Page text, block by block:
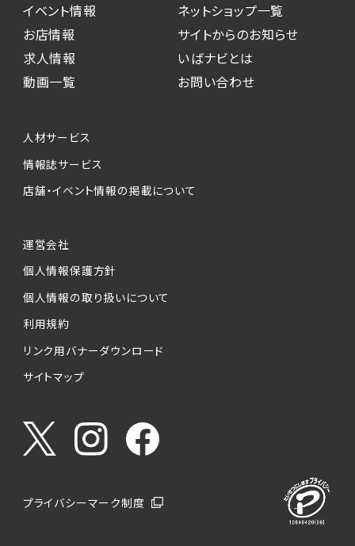
イベント情報
お店情報
求人情報
動画一覧
ネットショップ一覧
サイトからのお知らせ
いばナビとは
お問い合わせ
人材サービス
情報誌サービス
店舗・イベント情報の掲載について
運営会社
個人情報保護方針
個人情報の取り扱いについて
利用規約
リンク用バナーダウンロード
サイトマップ
プライバシーマーク制度